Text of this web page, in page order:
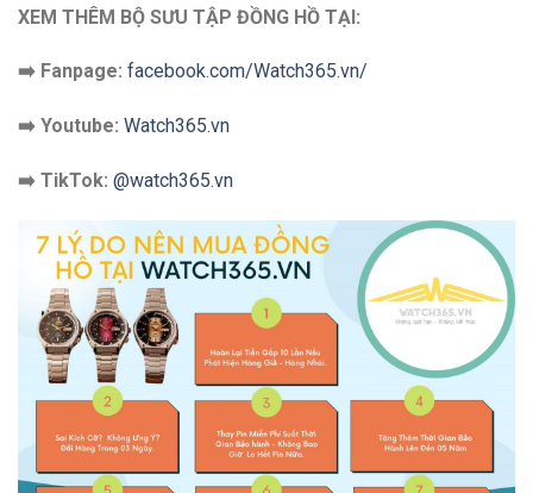
XEM THÊM BỘ SƯU TẬP ĐỒNG HỒ TẠI:
➡️ Fanpage: facebook.com/Watch365.vn/
➡️ Youtube: Watch365.vn
➡️ TikTok: @watch365.vn